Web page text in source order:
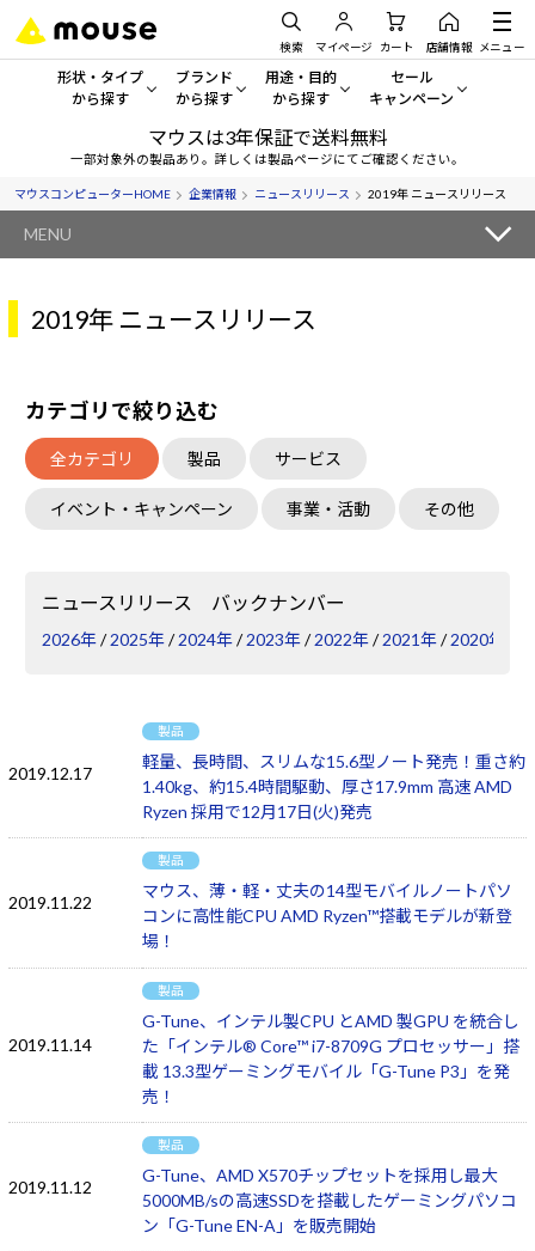
検索 マイページ カート 店舗情報 メニュー
形状・タイプ
から探す
形状・タイプから探す をすべてみる
デスクトップPC
ノートPC
タブレットPC
ワークステーション
ブランド
から探す
mouse
G TUNE
NEXTGEAR
DAIV
用途・目的
から探す
一般向けパソコン
ゲーミングPC・ゲーム向けパソコン
クリエイティブ向け
ビジネス向けパソコン
セール
キャンペーン
セール・キャンペーン
期間限定セール
マウスは3年保証で送料無料
一部対象外の製品あり。詳しくは製品ページにてご確認ください。
マウスコンピューターHOME 企業情報 ニュースリリース 2019年 ニュースリリース
MENU
2019年 ニュースリリース
カテゴリで絞り込む
全カテゴリ 製品 サービス
イベント・キャンペーン 事業・活動 その他
ニュースリリース バックナンバー
2026年/2025年/2024年/2023年/2022年/2021年/2020年
2019.12.17
製品
軽量、長時間、スリムな15.6型ノート発売！重さ約
1.40kg、約15.4時間駆動、厚さ17.9mm 高速 AMD
Ryzen 採用で12月17日(火)発売
2019.11.22
製品
マウス、薄・軽・丈夫の14型モバイルノートパソ
コンに高性能CPU AMD Ryzen™搭載モデルが新登
場！
2019.11.14
製品
G-Tune、インテル製CPU とAMD 製GPU を統合し
た「インテル® Core™ i7-8709G プロセッサー」搭
載 13.3型ゲーミングモバイル「G-Tune P3」を発
売！
2019.11.12
製品
G-Tune、AMD X570チップセットを採用し最大
5000MB/sの高速SSDを搭載したゲーミングパソコ
ン「G-Tune EN-A」を販売開始